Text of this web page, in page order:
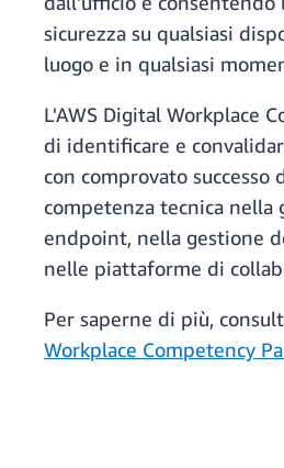
sicurezza su qualsiasi
luogo e in qualsiasi
L'AWS Digital Workplace
di identificare e
con comprovato successo
competenza tecnica nella
endpoint, nella gestione
nelle piattaforme di
Per saperne di più,
Workplace Competency